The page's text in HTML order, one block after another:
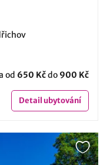
od 650 Kčdo 900 Kč
Detailubytování